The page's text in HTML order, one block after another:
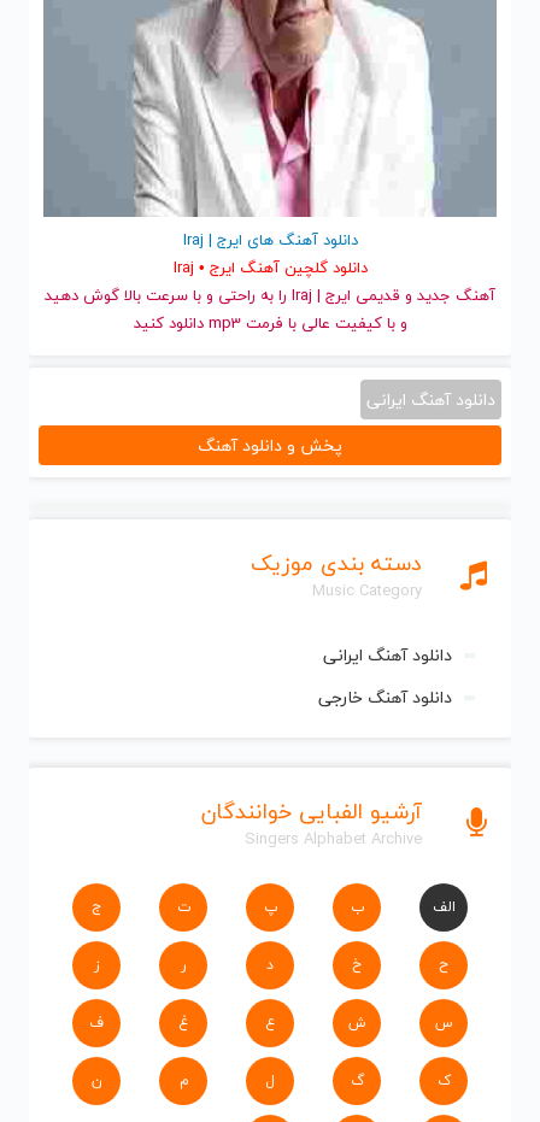
دسته بندی موزیک
Music Category
دانلود آهنگ ایرانی
دانلود آهنگ خارجی
آرشیو الفبایی خوانندگان
Singers Alphabet Archive
الف ب پ ت ج
ح خ د ر ز
س ش ع غ ف
ک گ ل م ن
دانلود آهنگ های ایرج | Iraj
دانلود گلچین آهنگ ایرج • Iraj
آهنگ جدید
و قدیمی ایرج | Iraj را به راحتی و با سرعت بالا گوش دهید
و با کیفیت عالی با فرمت mp3 دانلود کنید
دانلود آهنگ ایرانی
پخش و دانلود آهنگ